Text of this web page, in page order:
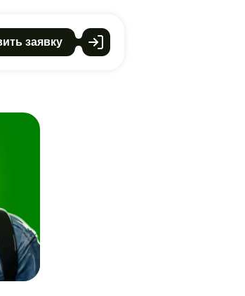
заявку